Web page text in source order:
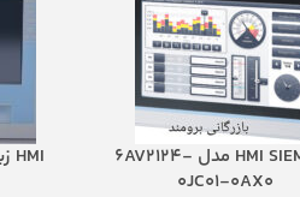
HMI SIEMENS مدل 6AV2124-
0JC01-0AX0